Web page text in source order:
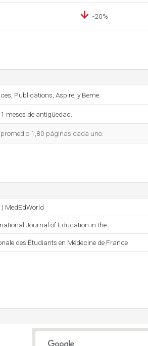
-20%
Publications, Aspire, y Beme.
meses de antigüedad.
1,80 páginas cada uno.
MedEdWorld
Journal of Education in the
des Étudiants en Médecine de France